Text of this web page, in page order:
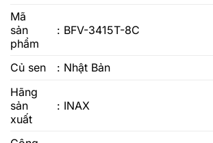
Mã
sản
phẩm
: BFV-3415T-8C
Củ sen
: Nhật Bản
Hãng
sản
xuất
: INAX